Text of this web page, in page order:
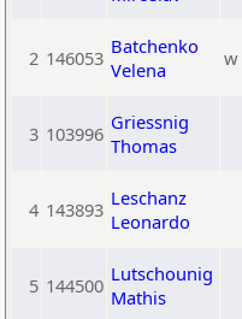
2 146053 Batchenko
Velena
w
3 103996 Griessnig
Thomas
4 143893 Leschanz
Leonardo
5 144500 Lutschounig
Mathis